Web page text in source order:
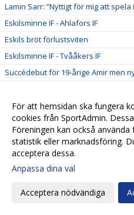
Lamin Sarr: ”Nyttigt för mig att spela
Eskilsminne IF - Ahlafors IF
Eskils bröt förlustsviten
Eskilsminne IF - Tvååkers IF
Succédebut för 19-årige Amir men
Eskilscoachen vill se en
Casper vägrar kasta in handduken
Norrby IF - Eskilsminne IF
Andra raka förlusten och inga mål
Skador och sjukdom oroar
Ljungskile SK - Eskilsminne IF
”Dani” räknar med en jobbig match
För att hemsidan ska fungera
cookies från SportAdmin.
Föreningen kan också
statistik eller marknadsföring.
acceptera dessa.
Anpassa dina val
Acceptera nödvändiga